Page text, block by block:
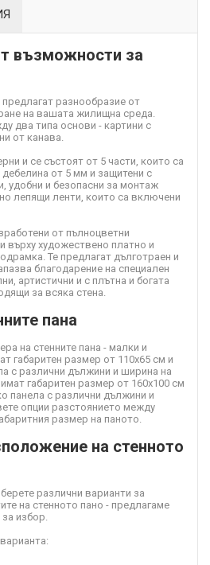
възможности за
разнообразие от
на вашата жилищна среда.
два типа основи - картини с
от канава.
и се състоят от 5 части, които са
от 5 мм и защитени с
удобни и безопасни за монтаж
лепящи ленти, които са включени
от пълноцветни
върху художествено платно и
Те предлагат дълготраен и
благодарение на специален
артистични и с плътна и богата
за всяка стена.
пана
на стенните пана - малки и
габаритен размер от 110х65 см и
с различни дължини и ширина на
габаритен размер от 160х100 см
панела с различни дължини и
опции разстоянието между
размер на паното.
на стенното
различни варианти за
на стенното пано - предлагаме
избор.